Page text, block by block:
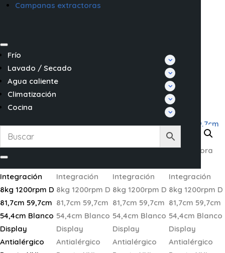
Campanas extractoras
Frío
Lavado / Secado
Agua caliente
Climatización
Cocina